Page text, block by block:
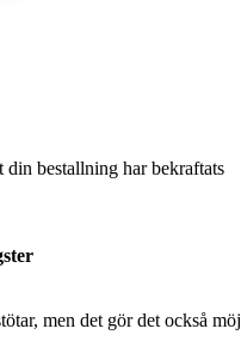
din bestallning har bekraftats
men det gör det också